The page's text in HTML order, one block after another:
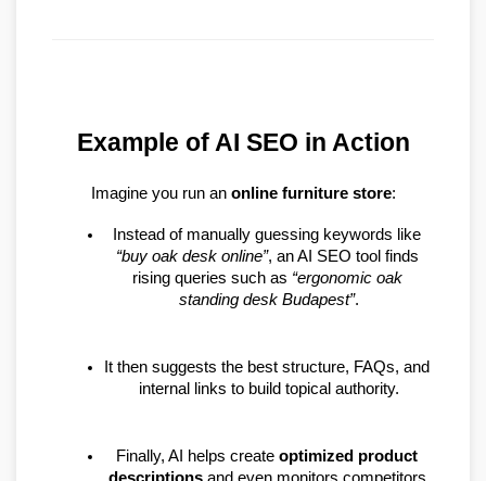
Example of AI SEO in Action
Imagine you run an online furniture store:
“buy oak desk online”, an AI SEO tool finds
rising queries such as “ergonomic oak
standing desk Budapest”.
It then suggests the best structure, FAQs, and
internal links to build topical authority.
Finally, AI helps create optimized product
descriptions and even monitors competitors